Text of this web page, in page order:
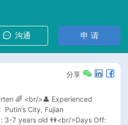
沟通 申 请
分享
City, Fujian
3-7 years old 👫<br/>Days Off: